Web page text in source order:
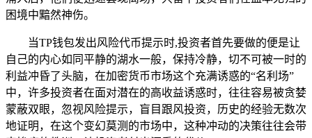
困境中黯然神伤。
当TP钱包发出风险代币提示时,投资者首先要做的便是让
自己的内心如同平静的湖水一般，保持冷静，切不可被一时的
利益冲昏了头脑，在加密货币市场这个充满诱惑的“名利场”
中，许多投资者在面对潜在的高收益诱惑时，往往容易被贪婪
蒙蔽双眼，忽视风险提示，盲目跟风投资，历史的经验无数次
地证明，在这个变幻莫测的市场中，这种冲动的决策往往会带